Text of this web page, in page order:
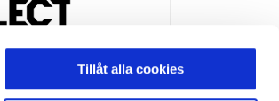
Tillåt alla cookies